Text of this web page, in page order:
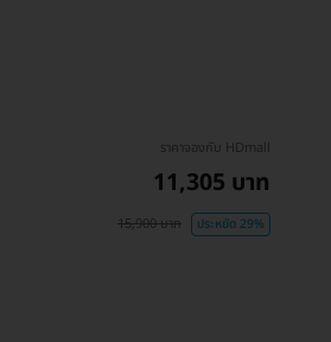
ราคาจองกับ HDmall
11,305 บาท
15,900 บาท ประหยัด 29%